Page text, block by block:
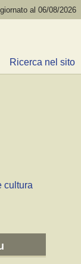
al 06/08/2026
Ricerca nel sito
cultura